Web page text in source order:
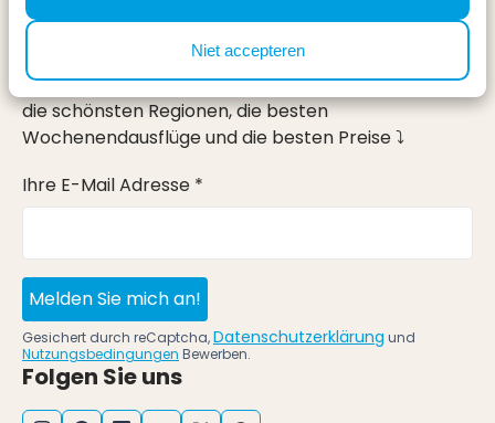
Niet accepteren
Newsletter
Erhalte, genau wie 100.000 andere, Inspirationen für
die schönsten Regionen, die besten
Wochenendausflüge und die besten Preise ⤵
Ihre E-Mail Adresse *
Melden Sie mich an!
Gesichert durch reCaptcha,Datenschutzerklärung und
Nutzungsbedingungen Bewerben.
Folgen Sie uns